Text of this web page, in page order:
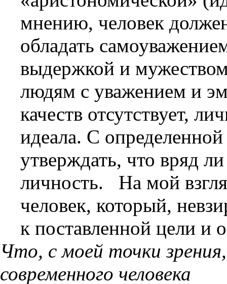
мнению, человек
обладать
выдержкой и
людям с уважением и
качеств отсутствует,
идеала. С
утверждать, что вряд
личность.
На мой
человек, который,
к поставленной цели и
Что, с моей точки
современного человека